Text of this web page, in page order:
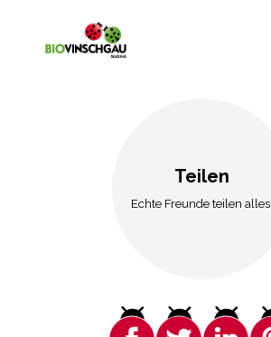
Teilen
Echte Freunde teilen alles.